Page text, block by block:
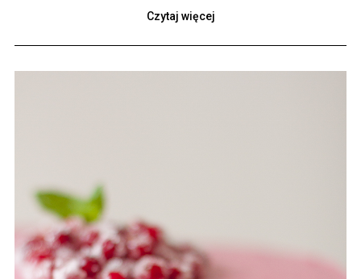
Czytaj więcej